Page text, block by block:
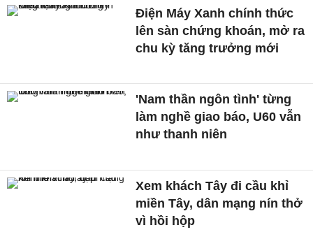
Điện Máy Xanh chính thức
lên sàn chứng khoán, mở ra
chu kỳ tăng trưởng mới
'Nam thần ngôn tình' từng
làm nghề giao báo, U60 vẫn
như thanh niên
Xem khách Tây đi cầu khỉ
miền Tây, dân mạng nín thở
vì hồi hộp